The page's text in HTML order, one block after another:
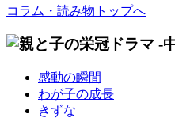
コラム・読み物トップへ
感動の瞬間
わが子の成長
きずな